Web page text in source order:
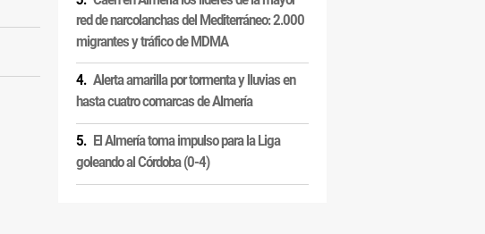
red de narcolanchas del Mediterráneo: 2.000
migrantes y tráfico de MDMA
Alerta amarilla por tormenta y lluvias en
hasta cuatro comarcas de Almería
El Almería toma impulso para la Liga
goleando al Córdoba (0-4)